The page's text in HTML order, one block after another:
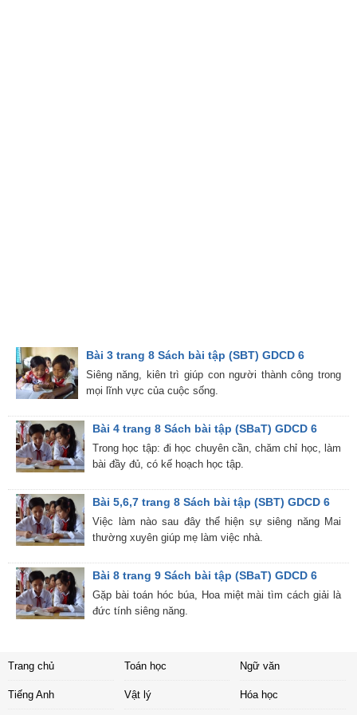
Bài 3 trang 8 Sách bài tập (SBT) GDCD 6
Siêng năng, kiên trì giúp con người thành công trong
mọi lĩnh vực của cuộc sống.
Bài 4 trang 8 Sách bài tập (SBaT) GDCD 6
Trong học tập: đi học chuyên cần, chăm chỉ học, làm
bài đầy đủ, có kế hoạch học tập.
Bài 5,6,7 trang 8 Sách bài tập (SBT) GDCD 6
Việc làm nào sau đây thể hiện sự siêng năng Mai
thường xuyên giúp mẹ làm việc nhà.
Bài 8 trang 9 Sách bài tập (SBaT) GDCD 6
Gặp bài toán hóc búa, Hoa miệt mài tìm cách giải là
đức tính siêng năng.
Trang chủ Toán học Ngữ văn
Tiếng Anh Vật lý Hóa học